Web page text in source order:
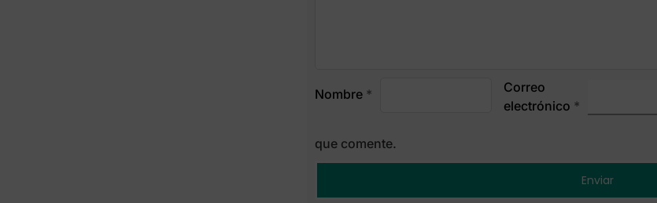
Nombre *
Correo
electrónico *
que comente.